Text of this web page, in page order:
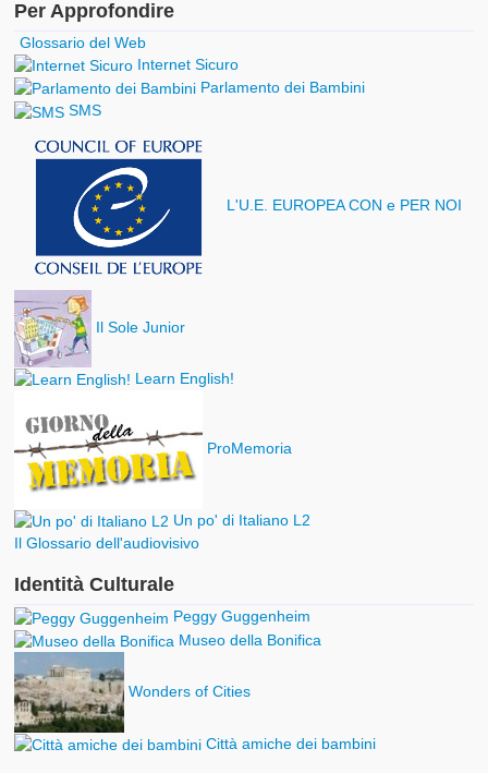
Per Approfondire
Glossario del Web
Internet Sicuro
Parlamento dei Bambini
SMS
L'U.E. EUROPEA CON e PER NOI
Il Sole Junior
Learn English!
ProMemoria
Un po' di Italiano L2
Il Glossario dell'audiovisivo
Identità Culturale
Peggy Guggenheim
Museo della Bonifica
Wonders of Cities
Città amiche dei bambini